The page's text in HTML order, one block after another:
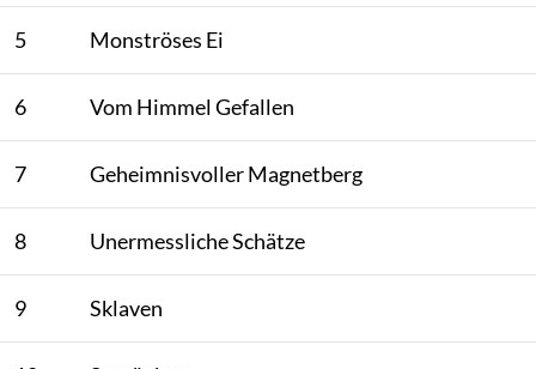
5 Monströses Ei
6 Vom Himmel Gefallen
7 Geheimnisvoller Magnetberg
8 Unermessliche Schätze
9 Sklaven